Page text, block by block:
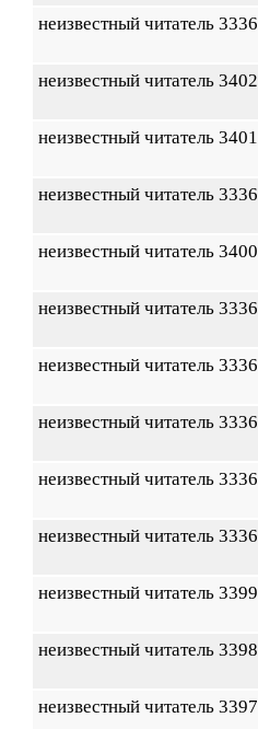
неизвестный читатель 3336
неизвестный читатель 3402
неизвестный читатель 3401
неизвестный читатель 3336
неизвестный читатель 3400
неизвестный читатель 3336
неизвестный читатель 3336
неизвестный читатель 3336
неизвестный читатель 3336
неизвестный читатель 3336
неизвестный читатель 3399
неизвестный читатель 3398
неизвестный читатель 3397